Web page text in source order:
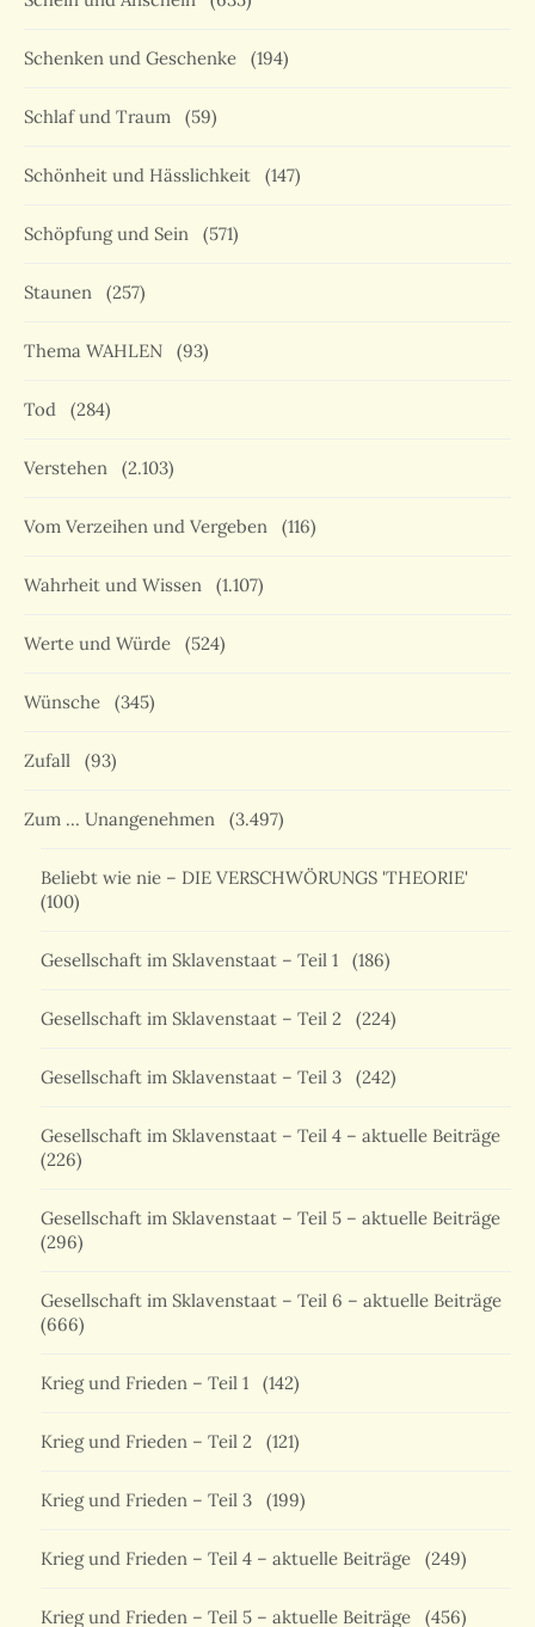
Schenken und Geschenke (194)
Schlaf und Traum (59)
Schönheit und Hässlichkeit (147)
Schöpfung und Sein (571)
Staunen (257)
Thema WAHLEN (93)
Tod (284)
Verstehen (2.103)
Vom Verzeihen und Vergeben (116)
Wahrheit und Wissen (1.107)
Werte und Würde (524)
Wünsche (345)
Zufall (93)
Zum … Unangenehmen (3.497)
Beliebt wie nie – DIE VERSCHWÖRUNGS 'THEORIE'
(100)
Gesellschaft im Sklavenstaat – Teil 1 (186)
Gesellschaft im Sklavenstaat – Teil 2 (224)
Gesellschaft im Sklavenstaat – Teil 3 (242)
Gesellschaft im Sklavenstaat – Teil 4 – aktuelle Beiträge
(226)
Gesellschaft im Sklavenstaat – Teil 5 – aktuelle Beiträge
(296)
Gesellschaft im Sklavenstaat – Teil 6 – aktuelle Beiträge
(666)
Krieg und Frieden – Teil 1 (142)
Krieg und Frieden – Teil 2 (121)
Krieg und Frieden – Teil 3 (199)
Krieg und Frieden – Teil 4 – aktuelle Beiträge (249)
Krieg und Frieden – Teil 5 – aktuelle Beiträge (456)